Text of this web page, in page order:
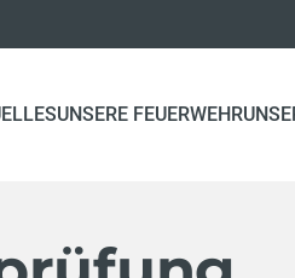
UNSERE FEUERWEHR